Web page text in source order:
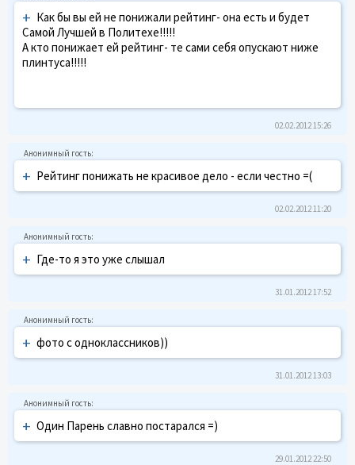
+ Как бы вы ей не понижали рейтинг- она есть и будет
Самой Лучшей в Политехе!!!!!
А кто понижает ей рейтинг- те сами себя опускают ниже
плинтуса!!!!!
02.02.2012 15:26
+ Рейтинг понижать не красивое дело - если честно =(
02.02.2012 11:20
+ Где-то я это уже слышал
31.01.2012 17:52
+ фото с одноклассников))
31.01.2012 13:03
+ Один Парень славно постарался =)
29.01.2012 22:50